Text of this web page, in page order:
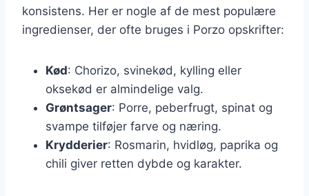
konsistens. Her er nogle af de mest populære
ingredienser, der ofte bruges i Porzo opskrifter:
Kød: Chorizo, svinekød, kylling eller
oksekød er almindelige valg.
Grøntsager: Porre, peberfrugt, spinat og
svampe tilføjer farve og næring.
Krydderier: Rosmarin, hvidløg, paprika og
chili giver retten dybde og karakter.